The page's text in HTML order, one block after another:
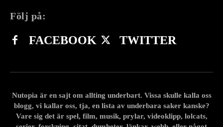
Följ på:
FACEBOOK TWITTER
Nutopia är en sajt om allting underbart. Vissa skulle kalla oss
blogg, vi kallar oss, tja, en lista av underbara saker kanske?
Vare sig det är spel, film, musik, prylar, videoklipp, lolcats,